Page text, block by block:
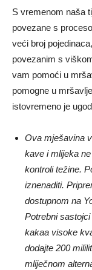
S vremenom naša
povezane s
veći broj
povezanim s
vam pomoći u
pomogne u
istovremeno je
Ova mješavina
kave i mlijeka
kontroli težine.
iznenaditi.
dostupnom na
Potrebni
kakaa visoke
dodajte 200
mliječnom